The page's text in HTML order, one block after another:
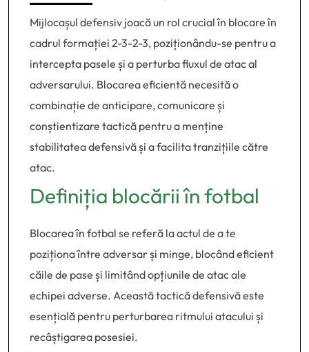
Mijlocașul defensiv joacă un rol crucial în blocare în
cadrul formației 2-3-2-3, poziționându-se pentru a
intercepta pasele și a perturba fluxul de atac al
adversarului. Blocarea eficientă necesită o
combinație de anticipare, comunicare și
conștientizare tactică pentru a menține
stabilitatea defensivă și a facilita tranzițiile către
atac.
Definiția blocării în fotbal
Blocarea în fotbal se referă la actul de a te
poziționa între adversar și minge, blocând eficient
căile de pase și limitând opțiunile de atac ale
echipei adverse. Această tactică defensivă este
esențială pentru perturbarea ritmului atacului și
recâștigarea posesiei.